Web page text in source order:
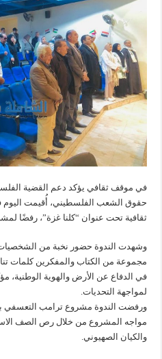
في موقف ثقافي يؤكد دعم القضية
حقوق الشعب الفلسطيني، أُقيمت اليوم
ثقافية تحت عنوان “كلنا غزة”، رفضًا
وشهدت الندوة حضور نخبة من الشخصيات
مجموعة من الكتاب والمفكرين كلمات
في الدفاع عن الأرض والهوية الوطنية،
لمواجهة التحديات.
ورفضت الندوة مشروع ترامب التعسفي
مواجه المشروع من خلال رص الصف
والكيان الصهيوني.